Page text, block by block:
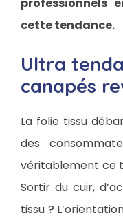
cette tendance.
Ultra
canapés
La folie tissu
des
véritablement ce
Sortir du cuir,
tissu ?